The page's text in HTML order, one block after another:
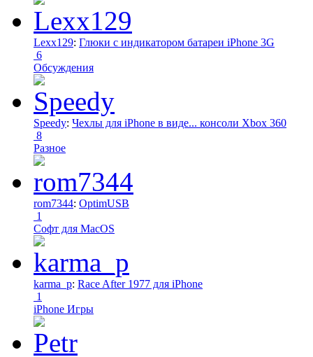
Lexx129: Глюки с индикатором батареи iPhone 3G
6
Обсуждения
Speedy: Чехлы для iPhone в виде... консоли Xbox 360
8
Разное
rom7344: OptimUSB
1
Софт для MacOS
karma_p: Race After 1977 для iPhone
1
iPhone Игры